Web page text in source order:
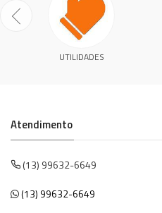
UTILIDADES
Atendimento
(13) 99632-6649
(13) 99632-6649